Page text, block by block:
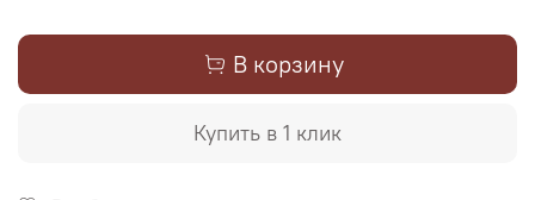
В корзину
Купить в 1 клик